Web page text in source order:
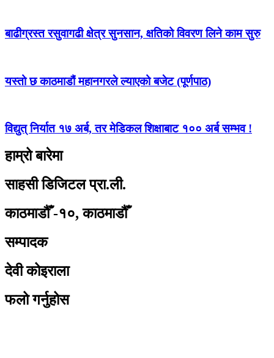
बाढीग्रस्त रसुवागढी क्षेत्र सुनसान, क्षतिको विवरण लिने काम सुरु
यस्तो छ काठमाडौं महानगरले ल्याएको बजेट (पूर्णपाठ)
विद्युत् निर्यात १७ अर्ब, तर मेडिकल शिक्षाबाट १०० अर्ब सम्भव !
हाम्रो बारेमा
साहसी डिजिटल प्रा.ली.
काठमाडौँ -१०, काठमाडौँ
सम्पादक
देवी कोइराला
फलो गर्नुहोस